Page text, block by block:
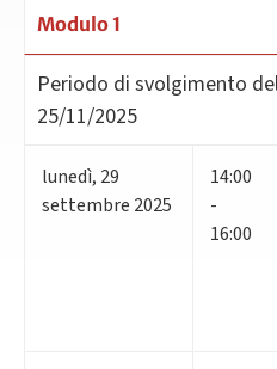
Modulo 1
Periodo di svolgimento
25/11/2025
lunedì, 29
settembre 2025
14:00
-
16:00